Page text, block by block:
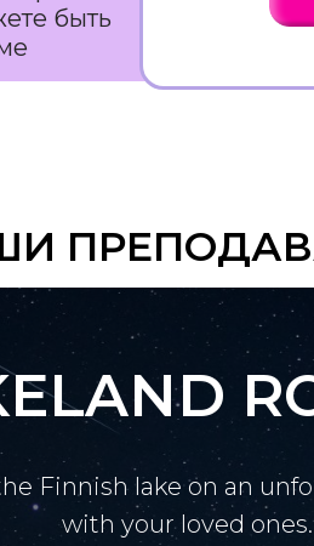
быть
Finnish lake on an
with your loved ones.